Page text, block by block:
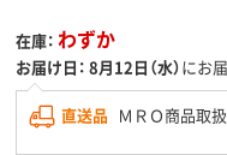
在庫： わずか
お届け日： 8月12日（水）にお
直送品 ＭＲＯ商品取